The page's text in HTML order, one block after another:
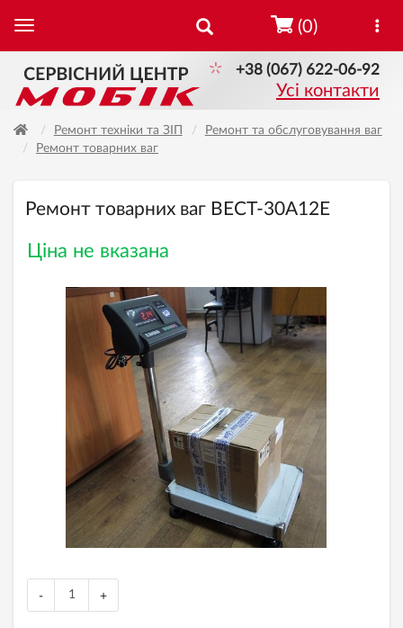
+38 (067) 622-06-92
Усі контакти
(0)
Ремонт техніки та ЗІП
Ремонт та обслуговування ваг
Ремонт товарних ваг
Ремонт товарних ваг ВЕСТ-30А12Е
Ціна не вказана
- +